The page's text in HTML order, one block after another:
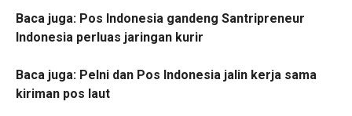
Baca juga: Pos Indonesia gandeng Santripreneur
Indonesia perluas jaringan kurir
Baca juga: Pelni dan Pos Indonesia jalin kerja sama
kiriman pos laut